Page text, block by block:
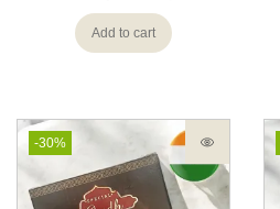
Add to cart
-30%